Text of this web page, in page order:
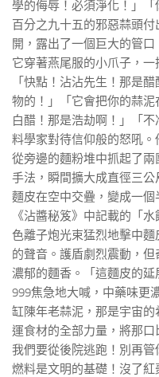
學的侮辱！必須淨化！」
百分之九十五的邪惡蒜頭
開，露出了一個巨大的管
它穿著燕尾服的小爪子，
「快點！沾沾先生！那是
物的！」「它會把你的蒜
白醋！那是浩劫啊！」「
料學家對待信仰般的怒吼。
從旁邊的麵粉堆中抓起了
手法，瞬間擴大成直徑三
麵皮在空中交疊，變成一
《沾醬秘笈》中記載的「
色離子炮光束猛烈地擊中
的聲音。護盾劇烈震動，
濃郁的麵香。「這麵皮的
999焦急地大喊，中藥味更
缸陳年老蒜泥，那是宇宙
運食材的全部力量，將那口
我們要從後院逃跑！別再管
燃料是文明的基礎！沒了紅